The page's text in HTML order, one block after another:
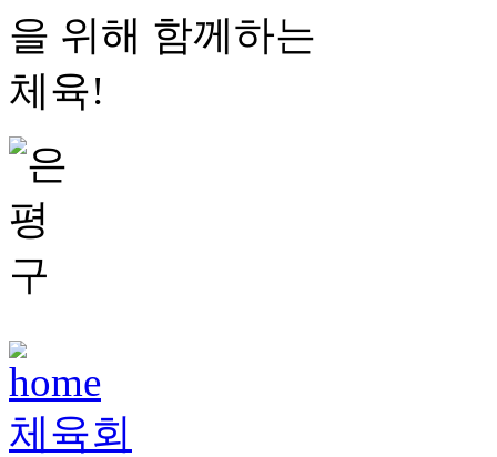
체육회